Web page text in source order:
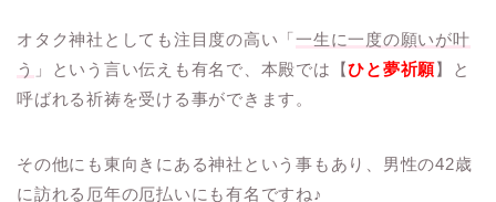
オタク神社としても注目度の高い「一生に一度の願いが叶
う 」という言い伝えも有名で、本殿では【ひと夢祈願】と
呼ばれる祈祷を受ける事ができます。
その他にも東向きにある神社という事もあり、男性の42歳
に訪れる厄年の厄払いにも有名ですね♪